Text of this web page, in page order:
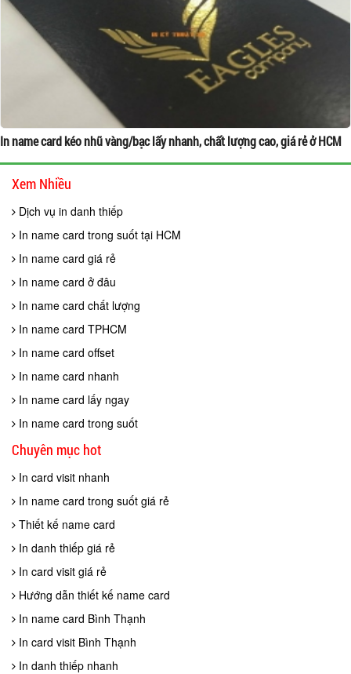
In name card kéo nhũ vàng/bạc lấy nhanh, chất lượng cao, giá rẻ ở HCM
Xem Nhiều
Dịch vụ in danh thiếp
In name card trong suốt tại HCM
In name card giá rẻ
In name card ở đâu
In name card chất lượng
In name card TPHCM
In name card offset
In name card nhanh
In name card lấy ngay
In name card trong suốt
Chuyên mục hot
In card visit nhanh
In name card trong suốt giá rẻ
Thiết kế name card
In danh thiếp giá rẻ
In card visit giá rẻ
Hướng dẫn thiết kế name card
In name card Bình Thạnh
In card visit Bình Thạnh
In danh thiếp nhanh